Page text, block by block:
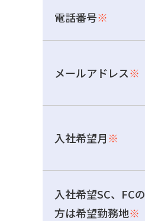
電話番号※
メールアドレス※
入社希望月※
入社希望SC、FCの
方は希望勤務地※